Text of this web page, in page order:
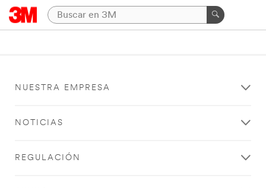
NUESTRA EMPRESA
NOTICIAS
REGULACIÓN